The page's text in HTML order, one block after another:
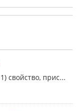
1) свойство, прис...